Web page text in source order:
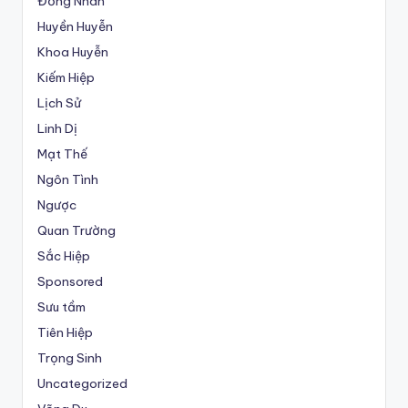
Huyền Huyễn
Khoa Huyễn
Kiếm Hiệp
Lịch Sử
Linh Dị
Mạt Thế
Ngôn Tình
Ngược
Quan Trường
Sắc Hiệp
Sponsored
Sưu tầm
Tiên Hiệp
Trọng Sinh
Uncategorized